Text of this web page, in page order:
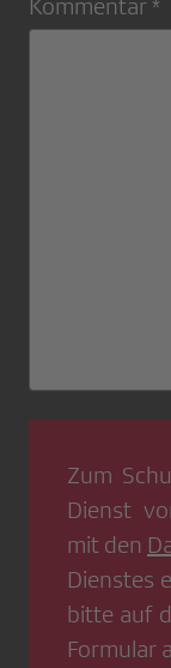
Kommentar *
Zum
Dienst
mit den
Dienstes
bitte auf
Formular